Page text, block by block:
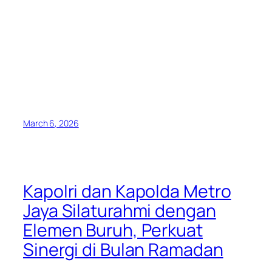
March 6, 2026
Kapolri dan Kapolda Metro
Jaya Silaturahmi dengan
Elemen Buruh, Perkuat
Sinergi di Bulan Ramadan